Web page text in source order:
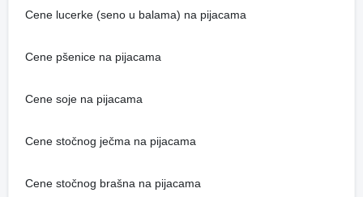
Cene lucerke (seno u balama) na pijacama
Cene pšenice na pijacama
Cene soje na pijacama
Cene stočnog ječma na pijacama
Cene stočnog brašna na pijacama